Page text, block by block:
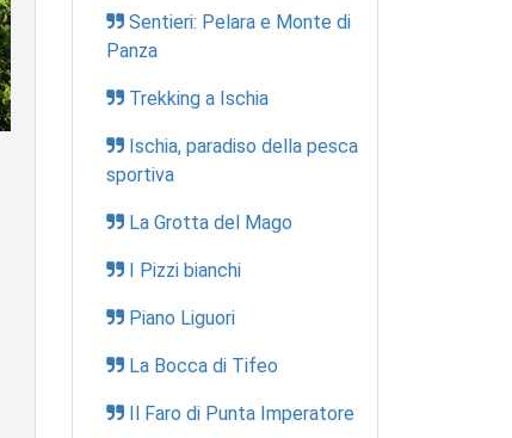
Sentieri: Pelara e Monte di
Panza
Trekking a Ischia
Ischia, paradiso della pesca
sportiva
La Grotta del Mago
I Pizzi bianchi
Piano Liguori
La Bocca di Tifeo
Il Faro di Punta Imperatore